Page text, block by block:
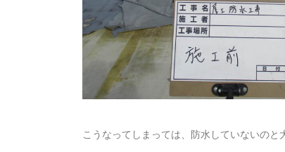
こうなってしまっては、防水していないのと